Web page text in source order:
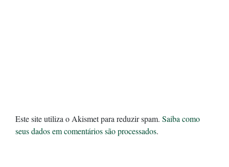
Este site utiliza o Akismet para reduzir spam. Saiba como
seus dados em comentários são processados.